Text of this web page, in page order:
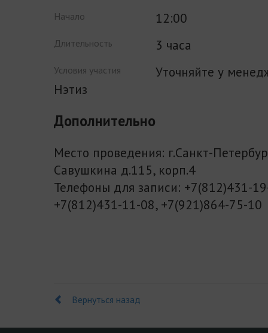
Начало 12:00
Длительность 3 часа
Условия участия
Уточняйте у
Нэтиз
Дополнительно
Место проведения: г.Санкт-
Савушкина д.115, корп.4
Телефоны для записи: +7(812)431-
+7(812)431-11-08, +7(921)864-75-10
Вернуться назад